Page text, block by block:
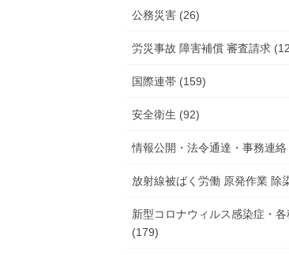
公務災害 (26)
労災事故 障害補償 審査請求
国際連帯 (159)
安全衛生 (92)
情報公開・法令通達・事務連
放射線被ばく労働 原発作業 除
新型コロナウィルス感染症・
(179)